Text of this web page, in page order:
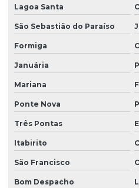
Radio controle para ponte rolante
Reforma de caminho de rolamento
Reforma de ponte rolante em am
Reforma de ponte rolante em pr
Reforma de ponte rolante em rs
Reforma de ponte rolante em sc
Reforma de ponte rolante em sp
Reforma de talha elétrica
Lagoa Santa
São Sebastião do Paraíso
Formiga
Januária
Mariana
Ponte Nova
Três Pontas
Itabirito
São Francisco
Bom Despacho